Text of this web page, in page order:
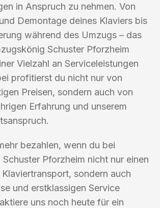
in Anspruch zu nehmen. Von
Demontage deines Klaviers bis
während des Umzugs – das
Schuster Pforzheim
Vielzahl an Serviceleistungen
profitierst du nicht nur von
Preisen, sondern auch von
Erfahrung und unserem
bezahlen, wenn du bei
Pforzheim nicht nur einen
sondern auch
und erstklassigen Service
uns noch heute für ein